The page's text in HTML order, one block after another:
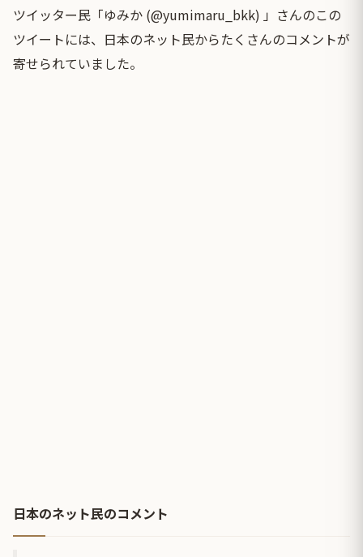
ツイッター民「ゆみか (@yumimaru_bkk) 」さんのこの
ツイートには、日本のネット民からたくさんのコメントが
寄せられていました。
日本のネット民のコメント